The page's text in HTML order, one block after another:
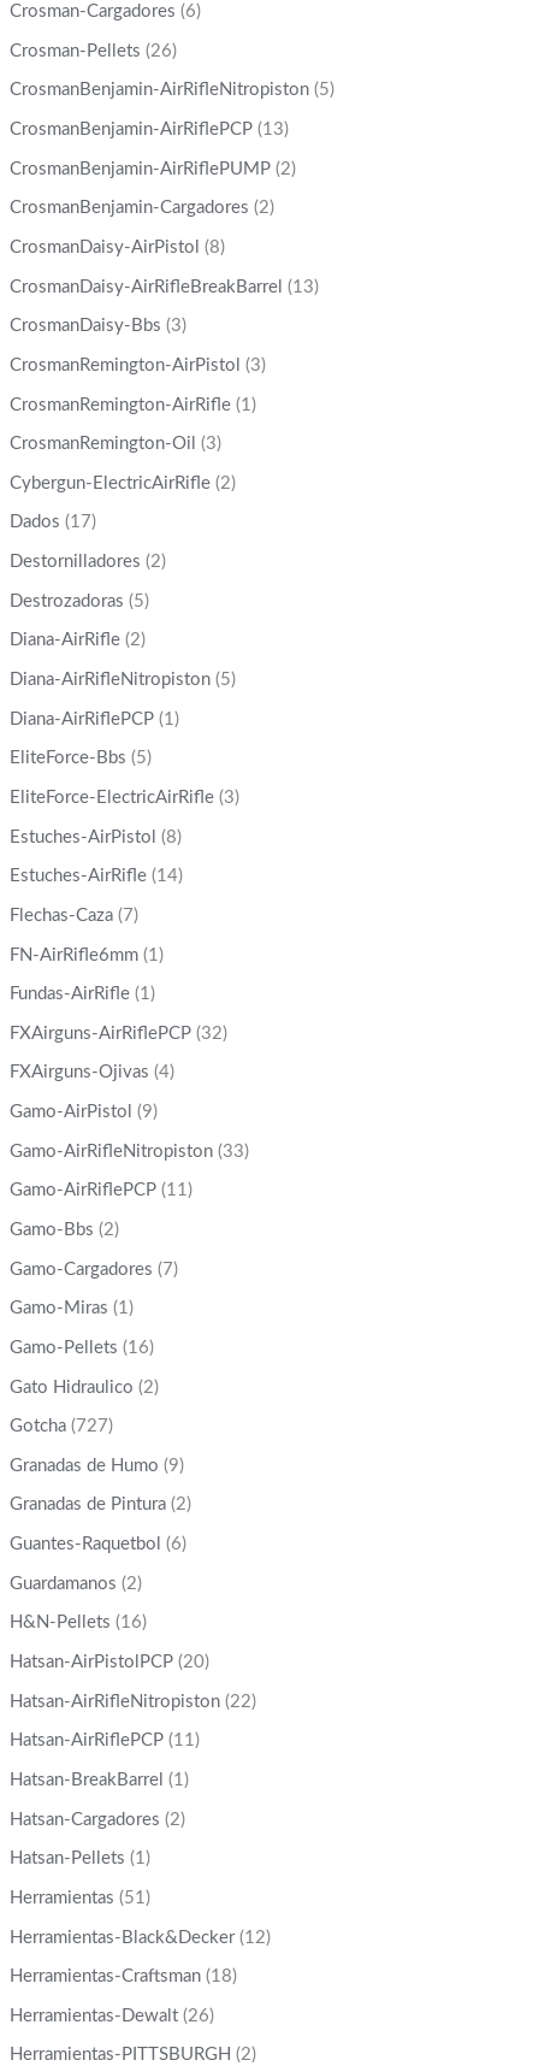
Crosman-Cargadores (6)
Crosman-Pellets (26)
CrosmanBenjamin-AirRifleNitropiston (5)
CrosmanBenjamin-AirRiflePCP (13)
CrosmanBenjamin-AirRiflePUMP (2)
CrosmanBenjamin-Cargadores (2)
CrosmanDaisy-AirPistol (8)
CrosmanDaisy-AirRifleBreakBarrel (13)
CrosmanDaisy-Bbs (3)
CrosmanRemington-AirPistol (3)
CrosmanRemington-AirRifle (1)
CrosmanRemington-Oil (3)
Cybergun-ElectricAirRifle (2)
Dados (17)
Destornilladores (2)
Destrozadoras (5)
Diana-AirRifle (2)
Diana-AirRifleNitropiston (5)
Diana-AirRiflePCP (1)
EliteForce-Bbs (5)
EliteForce-ElectricAirRifle (3)
Estuches-AirPistol (8)
Estuches-AirRifle (14)
Flechas-Caza (7)
FN-AirRifle6mm (1)
Fundas-AirRifle (1)
FXAirguns-AirRiflePCP (32)
FXAirguns-Ojivas (4)
Gamo-AirPistol (9)
Gamo-AirRifleNitropiston (33)
Gamo-AirRiflePCP (11)
Gamo-Bbs (2)
Gamo-Cargadores (7)
Gamo-Miras (1)
Gamo-Pellets (16)
Gato Hidraulico (2)
Gotcha (727)
Granadas de Humo (9)
Granadas de Pintura (2)
Guantes-Raquetbol (6)
Guardamanos (2)
H&N-Pellets (16)
Hatsan-AirPistolPCP (20)
Hatsan-AirRifleNitropiston (22)
Hatsan-AirRiflePCP (11)
Hatsan-BreakBarrel (1)
Hatsan-Cargadores (2)
Hatsan-Pellets (1)
Herramientas (51)
Herramientas-Black&Decker (12)
Herramientas-Craftsman (18)
Herramientas-Dewalt (26)
Herramientas-PITTSBURGH (2)